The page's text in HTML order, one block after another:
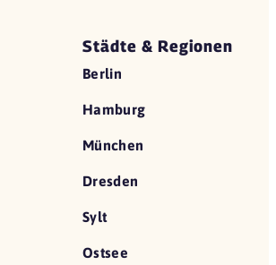
Städte & Regionen
Berlin
Hamburg
München
Dresden
Sylt
Ostsee